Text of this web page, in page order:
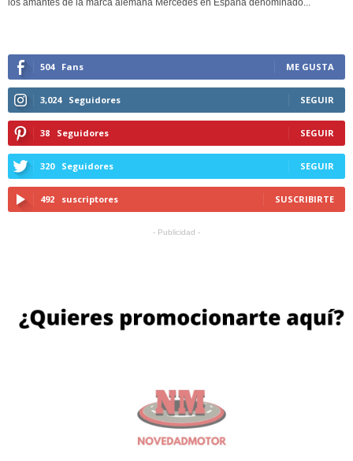
504 Fans ME GUSTA
3,024 Seguidores SEGUIR
38 Seguidores SEGUIR
320 Seguidores SEGUIR
492 suscriptores SUSCRIBIRTE
- Publicidad -